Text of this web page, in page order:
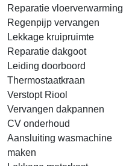
Reparatie vloerverwarming
Regenpijp vervangen
Lekkage kruipruimte
Reparatie dakgoot
Leiding doorboord
Thermostaatkraan
Verstopt Riool
Vervangen dakpannen
CV onderhoud
Aansluiting wasmachine
maken